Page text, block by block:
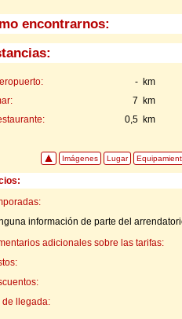
encontrarnos:
- km
7 km
0,5 km
Imágenes Lugar
información de parte del
adicionales sobre las tarifas:
de llegada: